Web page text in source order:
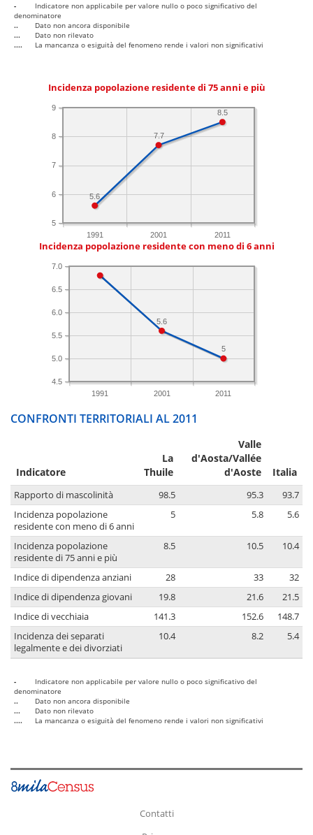
-
Indicatore non applicabile per valore nullo o poco significativo del
denominatore
..
Dato non ancora disponibile
...
Dato non rilevato
....
La mancanza o esiguità del fenomeno rende i valori non significativi
Incidenza popolazione residente di 75 anni e più
1991 2001 2011
5
6
7
8
9
8.5
7.7
5.6
Incidenza popolazione residente con meno di 6 anni
1991 2001 2011
4.5
5.0
5.5
6.0
6.5
7.0
5
5.6
CONFRONTI TERRITORIALI AL 2011
Indicatore
La
Thuile
Valle
d'Aosta/Vallée
d'Aoste
Italia
Rapporto di mascolinità 98.5 95.3
93.7
Incidenza popolazione
residente con meno di 6 anni
5 5.8 5.6
Incidenza popolazione
residente di 75 anni e più
8.5 10.5 10.4
Indice di dipendenza anziani 28 33
32
Indice di dipendenza giovani
19.8 21.6
21.5
Indice di vecchiaia
141.3 152.6
148.7
Incidenza dei separati
legalmente e dei divorziati
10.4 8.2 5.4
-
Indicatore non applicabile per valore nullo o poco significativo del
denominatore
..
Dato non ancora disponibile
...
Dato non rilevato
....
La mancanza o esiguità del fenomeno rende i valori non significativi
Contatti